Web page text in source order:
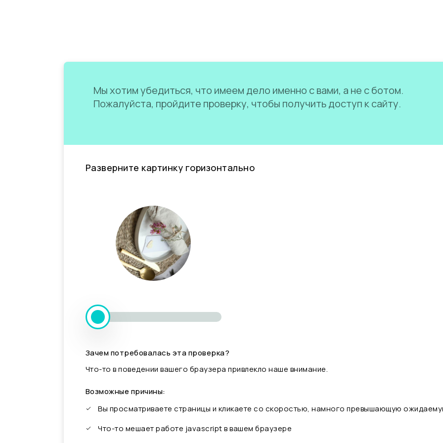
Мы хотим убедиться, что имеем дело именно с вами, а не с ботом.
Пожалуйста, пройдите проверку, чтобы получить доступ к сайту.
Разверните картинку горизонтально
Зачем потребовалась эта проверка?
Что-то в поведении вашего браузера привлекло наше внимание.
Возможные причины:
Вы просматриваете страницы и кликаете со скоростью, намного превышающую
Что-то мешает работе javascript в вашем браузере